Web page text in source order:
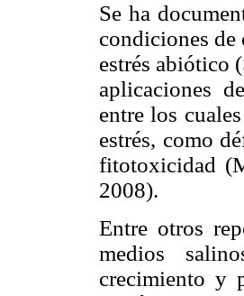
Se ha
condiciones de
estrés abiótico
aplicaciones
entre los
estrés, como
fitotoxicidad
2008).
Entre otros
medios
crecimiento y